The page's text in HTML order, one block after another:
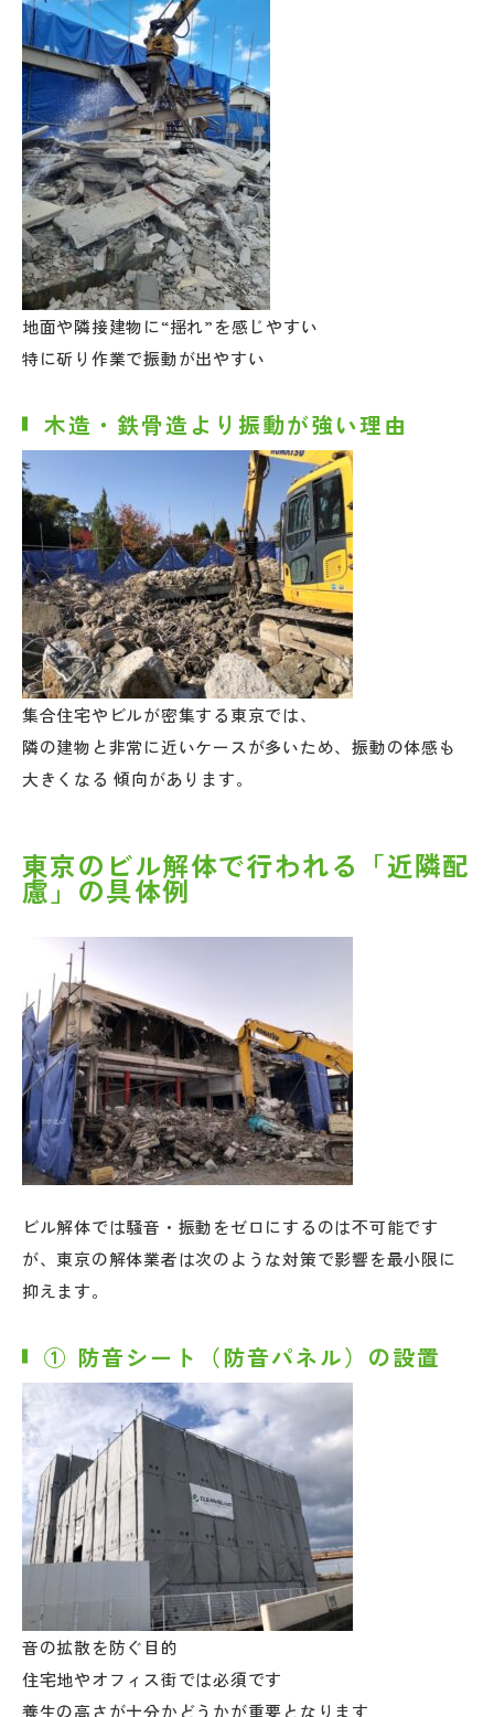
地面や隣接建物に“揺れ”を感じやすい
特に斫り作業で振動が出やすい
木造・鉄骨造より振動が強い理由
集合住宅やビルが密集する東京では、
隣の建物と非常に近いケースが多いため、振動の体感も
大きくなる 傾向があります。
東京のビル解体で行われる「近隣配
慮」の具体例
ビル解体では騒音・振動をゼロにするのは不可能です
が、東京の解体業者は次のような対策で影響を最小限に
抑えます。
① 防音シート（防音パネル）の設置
音の拡散を防ぐ目的
住宅地やオフィス街では必須です
養生の高さが十分かどうかが重要となります